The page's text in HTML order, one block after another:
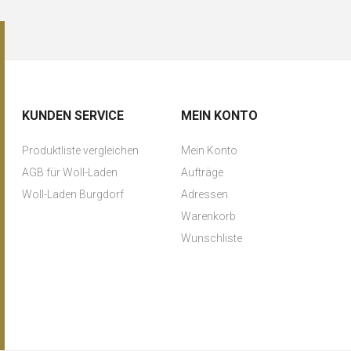
KUNDEN SERVICE
Produktliste vergleichen
AGB für Woll-Laden
Woll-Laden Burgdorf
MEIN KONTO
Mein Konto
Aufträge
Adressen
Warenkorb
Wunschliste